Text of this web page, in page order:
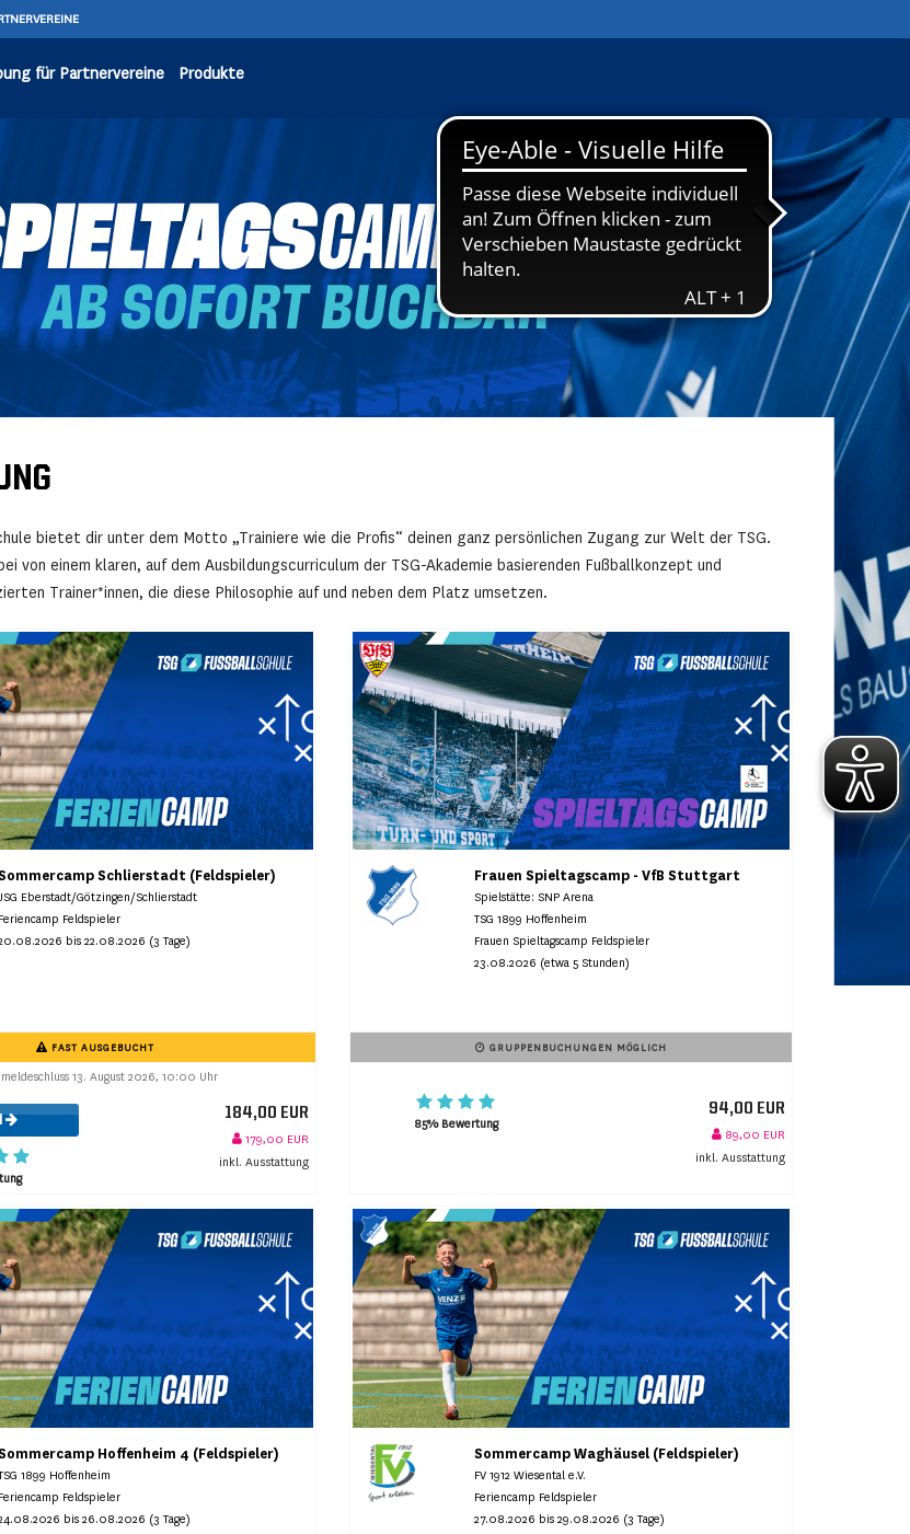
für Partnervereine Produkte
bietet dir unter dem Motto „Trainiere wie die Profis“ deinen ganz persönlichen Zugang zur Welt der TSG.
von einem klaren, auf dem Ausbildungscurriculum der TSG-Akademie basierenden Fußballkonzept und
Trainer*innen, die diese Philosophie auf und neben dem Platz umsetzen.
Schlierstadt (Feldspieler)
Eberstadt/Götzingen/Schlierstadt
Feriencamp Feldspieler
bis 22.08.2026 (3 Tage)
FAST AUSGEBUCHT
13. August 2026, 10:00 Uhr
184,00 EUR
179,00 EUR
inkl. Ausstattung
Frauen Spieltagscamp - VfB Stuttgart
Spielstätte: SNP Arena
TSG 1899 Hoffenheim
Frauen Spieltagscamp Feldspieler
23.08.2026 (etwa 5 Stunden)
GRUPPENBUCHUNGEN MÖGLICH
85% Bewertung
94,00 EUR
89,00 EUR
inkl. Ausstattung
Hoffenheim 4 (Feldspieler)
1899 Hoffenheim
Feriencamp Feldspieler
bis 26.08.2026 (3 Tage)
Sommercamp Waghäusel (Feldspieler)
FV 1912 Wiesental e.V.
Feriencamp Feldspieler
27.08.2026 bis 29.08.2026 (3 Tage)